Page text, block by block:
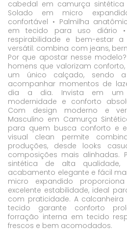
cabedal em camurça
Solado em micro
confortável • Palmilha
em tecido para uso diário
respirabilidade e bem-estar
versátil: combina com jeans,
Por que apostar nesse
homens que valorizam
um único calçado, sendo
acompanhar momentos de
dia a dia. Invista em um
modernidade e conforto
Com design moderno e
Masculino em Camurça
para quem busca conforto e
visual clean permite
produções, desde looks
composições mais alinhadas.
sintética de alta qualidade,
acabamento elegante e fácil
micro expandido
excelente estabilidade, ideal
com praticidade. A
tecido garante conforto
forração interna em tecido
frescos e bem acomodados.